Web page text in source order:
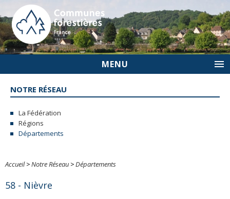
MENU
NOTRE RÉSEAU
La Fédération
Régions
Départements
Accueil>Notre Réseau >Départements
58 - Nièvre